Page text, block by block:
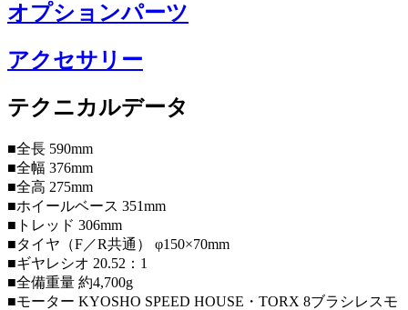
オプションパーツ
アクセサリー
テクニカルデータ
■全長 590mm
■全幅 376mm
■全高 275mm
■ホイールベース 351mm
■トレッド 306mm
■タイヤ（F／R共通） φ150×70mm
■ギヤレシオ 20.52：1
■全備重量 約4,700g
■モーター KYOSHO SPEED HOUSE・TORX 8ブラシレスモ